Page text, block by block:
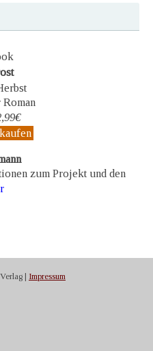
zum Projekt und den
| Impressum